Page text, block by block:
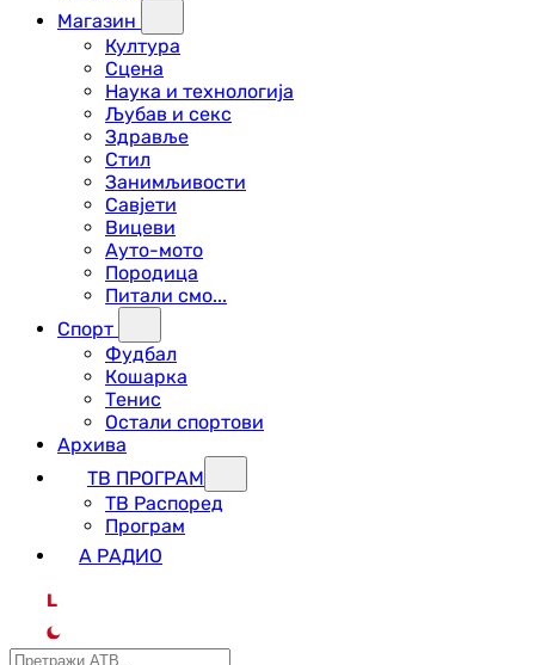
Магазин
Култура
Сцена
Наука и технологија
Љубав и секс
Здравље
Стил
Занимљивости
Савјети
Вицеви
Ауто-мото
Породица
Питали смо...
Спорт
Фудбал
Кошарка
Тенис
Остали спортови
Архива
ТВ ПРОГРАМ
ТВ Распоред
Програм
А РАДИО
L